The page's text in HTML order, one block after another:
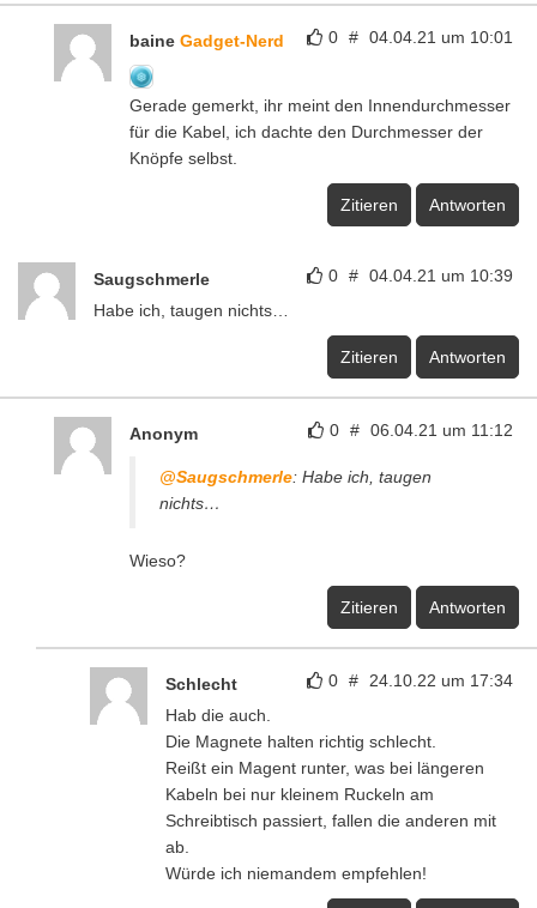
0 # 04.04.21 um 10:01
baine Gadget-Nerd
Gerade gemerkt, ihr meint den Innendurchmesser
für die Kabel, ich dachte den Durchmesser der
Knöpfe selbst.
Zitieren Antworten
0 # 04.04.21 um 10:39
Saugschmerle
Habe ich, taugen nichts…
Zitieren Antworten
0 # 06.04.21 um 11:12
Anonym
@Saugschmerle: Habe ich, taugen
nichts…
Wieso?
Zitieren Antworten
0 # 24.10.22 um 17:34
Schlecht
Hab die auch.
Die Magnete halten richtig schlecht.
Reißt ein Magent runter, was bei längeren
Kabeln bei nur kleinem Ruckeln am
Schreibtisch passiert, fallen die anderen mit
ab.
Würde ich niemandem empfehlen!